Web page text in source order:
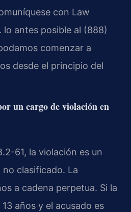
con Law
lo antes posible al (888)
comenzar a
desde el principio del
un cargo de violación en
61, la violación es un
clasificado. La
a cadena perpetua. Si la
años y el acusado es